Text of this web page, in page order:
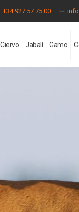
+34 927 57 75 00
Ciervo Jabalí Gamo